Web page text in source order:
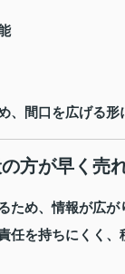
、間口を広げる形
方が早く売
ため、情報が広
任を持ちにくく